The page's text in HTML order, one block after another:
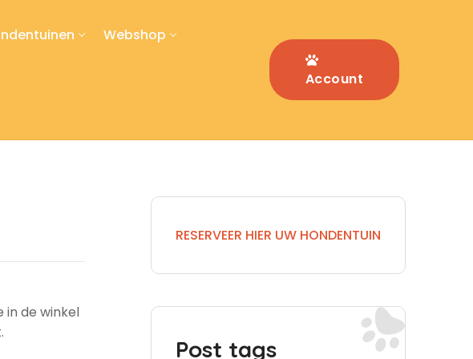
Webshop
Account
in de winkel
RESERVEER HIER UW HONDENTUIN
Post tags